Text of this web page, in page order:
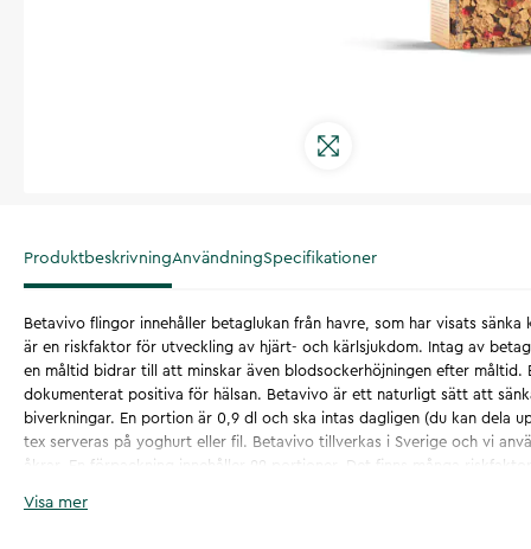
ProduktbeskrivningAnvändningSpecifikationer
Betavivo flingor innehåller betaglukan från havre, som har visats sänka
är en riskfaktor för utveckling av hjärt- och kärlsjukdom. Intag av
en måltid bidrar till att minskar även blodsockerhöjningen efter måltid.
dokumenterat positiva för hälsan. Betavivo är ett naturligt sätt att
biverkningar. En portion är 0,9 dl och ska intas dagligen (du kan dela
tex serveras på yoghurt eller fil. Betavivo tillverkas i Sverige och vi
åkrar. En förpackning innehåller 22 portioner. Det finns många
effekt. En mångsidig, balanserad kost och en hälsosam livsstil är alltid
Visa mer